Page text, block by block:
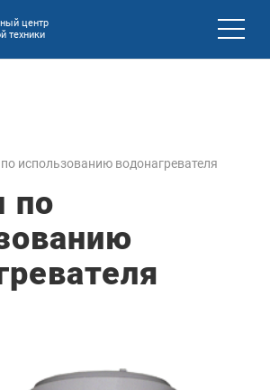
центр
техники
использованию водонагревателя
по